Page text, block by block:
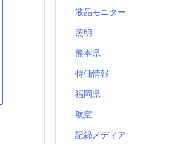
液晶モニター
照明
熊本県
特価情報
福岡県
航空
記録メディア